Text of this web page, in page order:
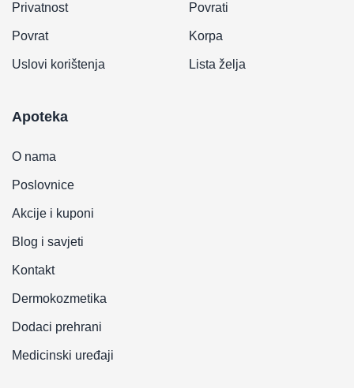
Privatnost
Povrat
Uslovi korištenja
Povrati
Korpa
Lista želja
Apoteka
O nama
Poslovnice
Akcije i kuponi
Blog i savjeti
Kontakt
Dermokozmetika
Dodaci prehrani
Medicinski uređaji